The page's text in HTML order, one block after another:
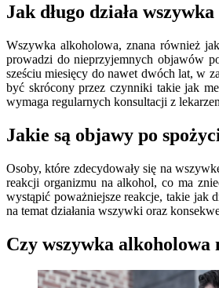
Jak długo działa
Wszywka alkoholowa, znana również
prowadzi do nieprzyjemnych objawów
sześciu miesięcy do nawet dwóch lat, w
być skrócony przez czynniki takie jak
wymaga regularnych konsultacji z
Jakie są objawy po
Osoby, które zdecydowały się na
reakcji organizmu na alkohol, co ma
wystąpić poważniejsze reakcje, takie jak
na temat działania wszywki oraz
Czy wszywka